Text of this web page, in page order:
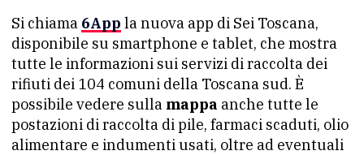
Si chiama 6App la nuova app di Sei Toscana,
disponibile su smartphone e tablet, che mostra
tutte le informazioni sui servizi di raccolta dei
rifiuti dei 104 comuni della Toscana sud. È
possibile vedere sulla mappa anche tutte le
postazioni di raccolta di pile, farmaci scaduti, olio
alimentare e indumenti usati, oltre ad eventuali